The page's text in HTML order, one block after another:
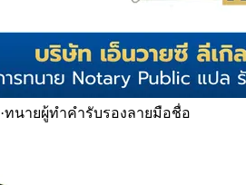
·ทนายผู้ทำคำรับรองลายมือชื่อ